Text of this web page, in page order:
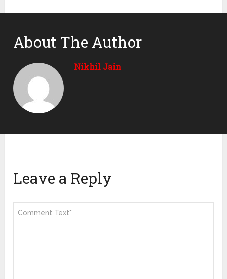
About The Author
Nikhil Jain
Leave a Reply